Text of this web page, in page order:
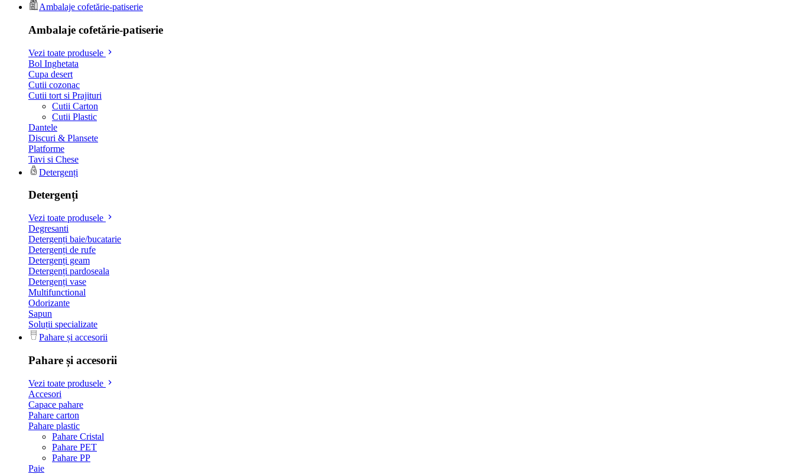
Ambalaje cofetărie-patiserie
Ambalaje cofetărie-patiserie
Vezi toate produsele
Bol Inghetata
Cupa desert
Cutii cozonac
Cutii tort si Prajituri
Cutii Carton
Cutii Plastic
Dantele
Discuri & Plansete
Platforme
Tavi si Chese
Detergenți
Detergenți
Vezi toate produsele
Degresanti
Detergenți baie/bucatarie
Detergenți de rufe
Detergenți geam
Detergenți pardoseala
Detergenți vase
Multifunctional
Odorizante
Sapun
Soluții specializate
Pahare și accesorii
Pahare și accesorii
Vezi toate produsele
Accesori
Capace pahare
Pahare carton
Pahare plastic
Pahare Cristal
Pahare PET
Pahare PP
Paie